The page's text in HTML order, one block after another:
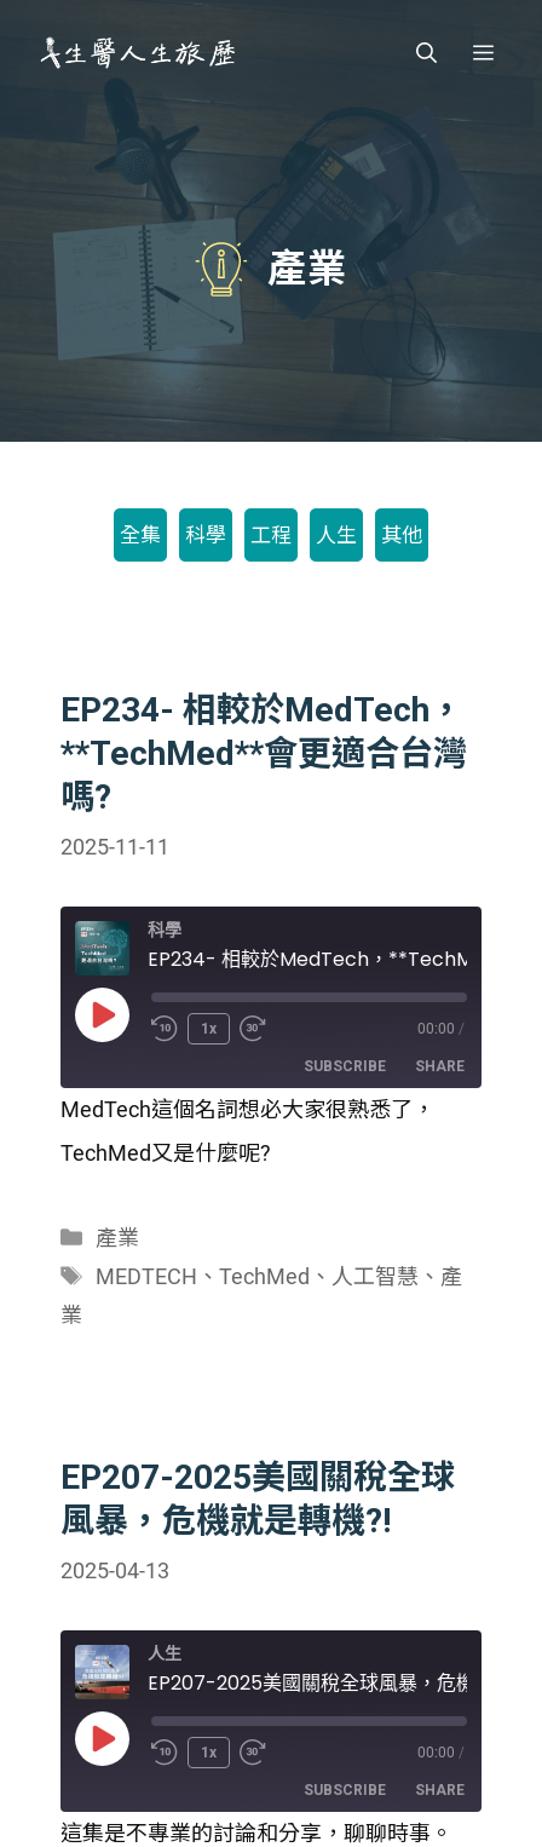
Menu
產業
全集 科學 工程 人生 其他
EP234- 相較於MedTech，
**TechMed**會更適合台灣
嗎?
2025-11-11
科學
Play
1x 00:00 /
SUBSCRIBE SHARE
RSS FEED
SHARE
EMBED
MedTech這個名詞想必大家很熟悉了，
TechMed又是什麼呢?
分
類
產業
標
MEDTECH 、 TechMed 、 人工智慧 、 產
業
EP207-2025美國關稅全球
風暴，危機就是轉機?!
2025-04-13
人生
Play
1x 00:00 /
SUBSCRIBE SHARE
這集是不專業的討論和分享，聊聊時事。